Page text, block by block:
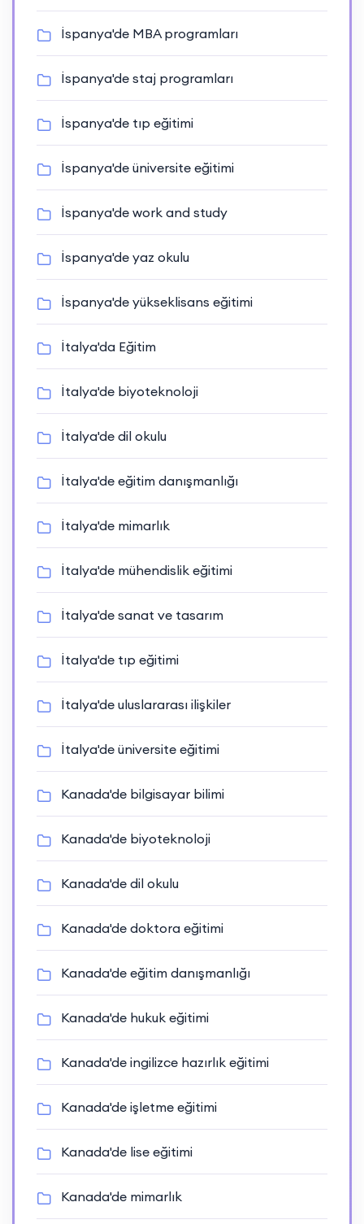
İspanya'de MBA programları
İspanya'de staj programları
İspanya'de tıp eğitimi
İspanya'de üniversite eğitimi
İspanya'de work and study
İspanya'de yaz okulu
İspanya'de yükseklisans eğitimi
İtalya'da Eğitim
İtalya'de biyoteknoloji
İtalya'de dil okulu
İtalya'de eğitim danışmanlığı
İtalya'de mimarlık
İtalya'de mühendislik eğitimi
İtalya'de sanat ve tasarım
İtalya'de tıp eğitimi
İtalya'de uluslararası ilişkiler
İtalya'de üniversite eğitimi
Kanada'de bilgisayar bilimi
Kanada'de biyoteknoloji
Kanada'de dil okulu
Kanada'de doktora eğitimi
Kanada'de eğitim danışmanlığı
Kanada'de hukuk eğitimi
Kanada'de ingilizce hazırlık eğitimi
Kanada'de işletme eğitimi
Kanada'de lise eğitimi
Kanada'de mimarlık